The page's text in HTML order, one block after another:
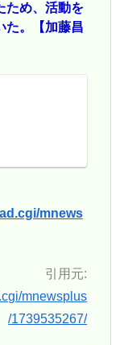
ため、活動を
た。【加藤昌
mnews
引用元:
mnewsplus
/1739535267/